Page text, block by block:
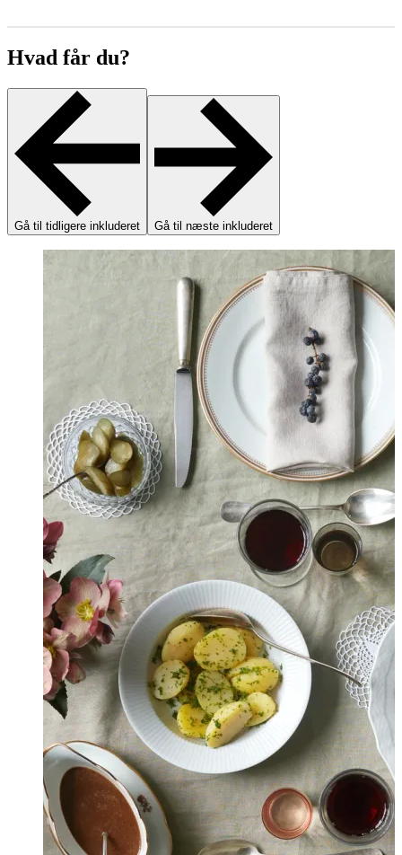
Hvad får du?
Gå til tidligere inkluderet Gå til næste inkluderet